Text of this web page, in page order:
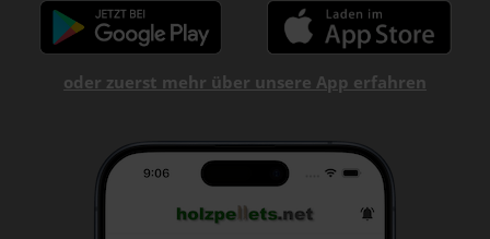
oder zuerst mehr über unsere App erfahren